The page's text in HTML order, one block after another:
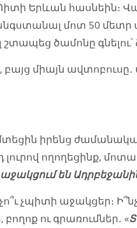
Երևան հասնեին։
մոտ 50
ծամոնը գնելու՝
միայն
իրենց
լուրով ողողեցինք,
աջակցում են
չպիտի աջակցեր։
ու գրառումներ․ «